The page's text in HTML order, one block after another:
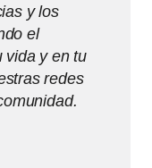
y los
el
vida y en tu
redes